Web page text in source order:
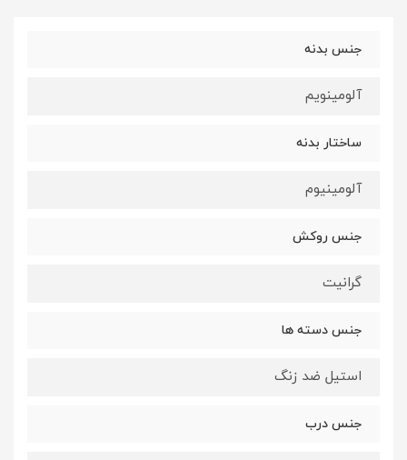
جنس بدنه
آلومینویم
ساختار بدنه
آلومینیوم
جنس روکش
گرانیت
جنس دسته ها
استیل ضد زنگ
جنس درب